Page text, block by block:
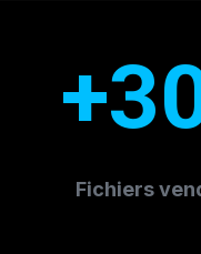
Fichiers